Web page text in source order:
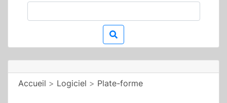
Accueil > Logiciel > Plate-forme